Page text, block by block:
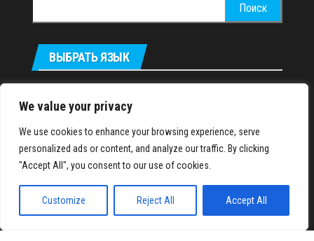
We value your privacy
We use cookies to enhance your browsing experience, serve
personalized ads or content, and analyze our traffic. By clicking
"Accept All", you consent to our use of cookies.
Customize Reject All Accept All
ВЫБРАТЬ ЯЗЫК
IronMuscles.org© 2018-2023